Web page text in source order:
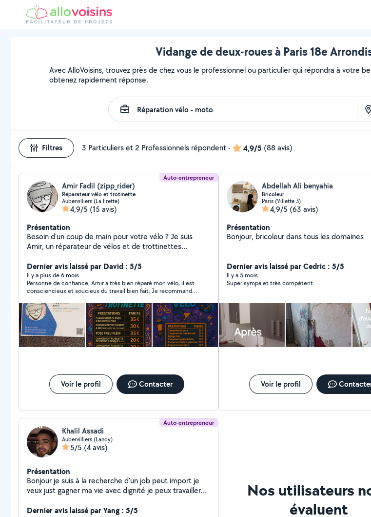
Vidange de deux-roues à Paris 18e
Avec AlloVoisins, trouvez près de chez vous le professionnel ou particulier qui répondra à votre
obtenez rapidement réponse.
Filtres 3 Particuliers et 2 Professionnels répondent- 4,9/5 (88 avis)
Auto-entrepreneur
Amir Fadil (zipp_rider)
Réparateur vélo et trotinette
Aubervilliers (La Frette)
4,9/5 (15 avis)
Présentation
Besoin d'un coup de main pour votre vélo ? Je suis
Amir, un réparateur de vélos et de trottinettes
deux-roues ! Changement de pneus & de chambres à
air. Révision des freins : V-Brake, disque, patins, purge
frein hydro Réparations générales : Freins, dérailleurs,
chaînes, Réglages & entretiens : Réglage des vitesse,
montage de velo PS :TROTTINETTES======}} réparation
ch. a aire et pneu montage pneu plein réglage frein ,
purge de frein hydro Pourquoi me choisir ? Travail
soigné et rapide. Prix compétitifs. Conseils pour
prolonger la durée de vie de votre vélo. Déplacement
pas la partie électrique des VAE et trottinettes Frais de
déplacement 10 à 20 selon la distance
Dernier avis laissé par David : 5/5
Il y a plus de 6 mois
Personne de confiance, Amir a très bien réparé mon vélo, il est
consciencieux et soucieux du travail bien fait. Je recommande
Voir le profil Contacter
Abdellah Ali benyahia
Bricoleur
Paris (Villette 3)
4,9/5 (63 avis)
Présentation
Bonjour, bricoleur dans tous les domaines
Dernier avis laissé par Cedric : 5/5
Il y a 5 mois
Super sympa et très compétent.
Voir le profil
Auto-entrepreneur
Khalil Assadi
Aubervilliers (Landy)
5/5 (4 avis)
Présentation
Bonjour je suis à la recherche d'un job peut import je
veux just gagner ma vie avec dignité je peux travailler
déménagement montage de meuble... Merci à vous à
Dernier avis laissé par Yang : 5/5
Nos utilisateurs
évaluent